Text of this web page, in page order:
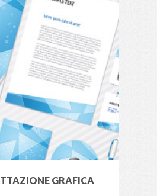
GRAFICA